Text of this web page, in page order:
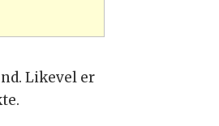
Likevel er